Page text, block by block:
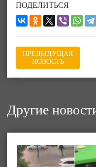
ПОДЕЛИТЬСЯ
ПРЕДЫДУЩАЯ
НОВОСТЬ
Другие